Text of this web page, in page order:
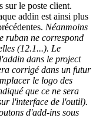
sur le poste client.
addin est ainsi plus
Néanmoins
ruban ne correspond
(12.1...). Le
dans le project
corrigé dans un futur
le logo des
que ce ne sera
l'interface de l'outil).
d'add-ins sous